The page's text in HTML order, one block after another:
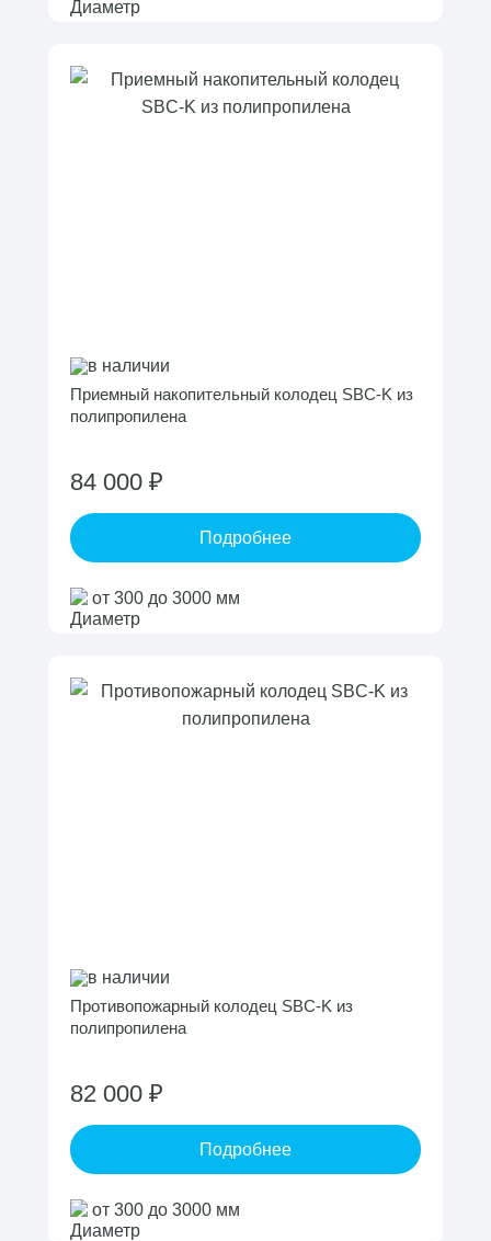
в наличии
Приемный накопительный колодец SBC-K из
полипропилена
84 000 ₽
Подробнее
от 300 до 3000 мм
в наличии
Противопожарный колодец SBC-K из
полипропилена
82 000 ₽
Подробнее
от 300 до 3000 мм